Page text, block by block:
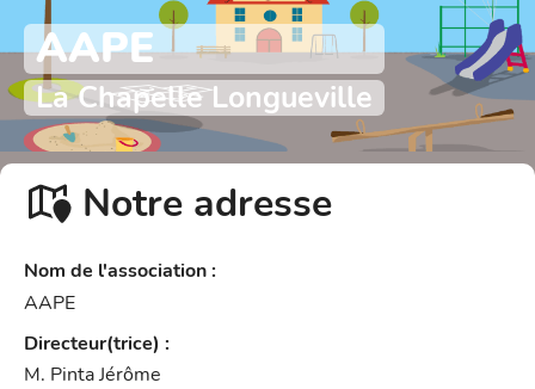
AAPE
La Chapelle Longueville
Notre adresse
Nom de l'association :
AAPE
Directeur(trice) :
M. Pinta Jérôme